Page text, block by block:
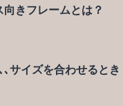
きフレームとは？
サイズを合わせるとき